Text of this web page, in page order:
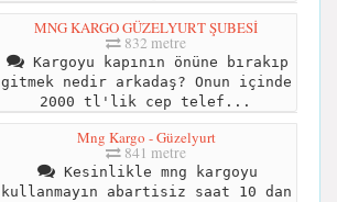
MNG KARGO GÜZELYURT ŞUBESİ
832 metre
Kargoyu kapının önüne bırakıp
gitmek nedir arkadaş? Onun içinde
2000 tl'lik cep telef...
Mng Kargo - Güzelyurt
841 metre
Kesinlikle mng kargoyu
kullanmayın abartisiz saat 10 dan